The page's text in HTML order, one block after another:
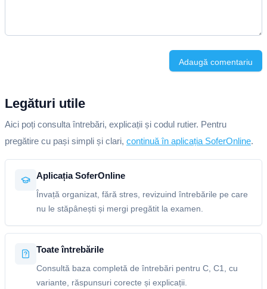
Adaugă comentariu
Legături utile
Aici poți consulta întrebări, explicații și codul rutier. Pentru
pregătire cu pași simpli și clari, continuă în aplicația SoferOnline.
Aplicația SoferOnline
Învață organizat, fără stres, revizuind întrebările pe care
nu le stăpânești și mergi pregătit la examen.
Toate întrebările
Consultă baza completă de întrebări pentru C, C1, cu
variante, răspunsuri corecte și explicații.